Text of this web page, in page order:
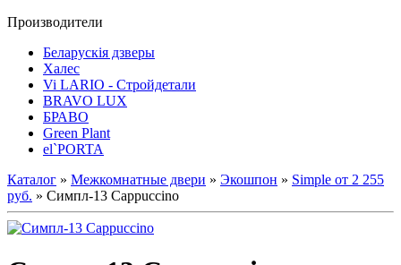
Производители
Беларускія дзверы
Халес
Vi LARIO - Стройдетали
BRAVO LUX
БРАВО
Green Plant
el`PORTA
Каталог » Межкомнатные двери » Экошпон » Simple от 2 255
руб. » Симпл-13 Cappuccino